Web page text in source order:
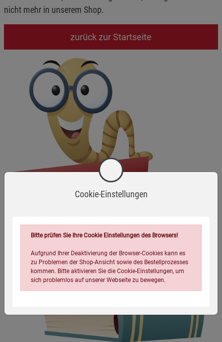
nicht mehr in unserem Shop.
zurück zur Startseite
Cookie-Einstellungen
Bitte prüfen Sie Ihre Cookie Einstellungen des Browsers!
Aufgrund Ihrer Deaktivierung der Browser-Cookies kann es
zu Problemen der Shop-Ansicht sowie des Bestellprozesses
kommen. Bitte aktivieren Sie die Cookie-Einstellungen, um
sich problemlos auf unserer Webseite zu bewegen.